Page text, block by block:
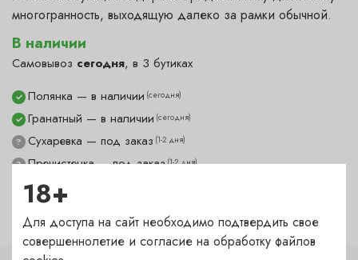
В наличии
Самовывоз сегодня, в 3 бутиках
✓ Гранатный — в наличии (сегодня)
✓ Полянка — в наличии (сегодня)
? Пречистенка — под заказ(1-2 дня)
Садовническая — в наличии
? Сухаревка — под заказ (1-2 дня)
многогранность, выходящую далеко за рамки обычной.
18+
Для доступа на сайт необходимо подтвердить свое
совершеннолетие и согласие на обработку файлов